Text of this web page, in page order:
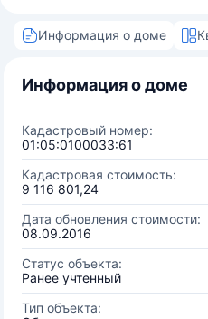
Информация о доме
Информация о доме
Кадастровый номер:
01:05:0100033:61
Кадастровая стоимость:
9 116 801,24
Дата обновления стоимости:
08.09.2016
Статус объекта:
Ранее учтенный
Тип объекта: